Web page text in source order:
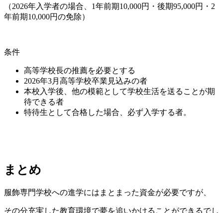
（2026年入学者の場合、1年前期10,000円・後期95,000円・2
年前期10,000円の免除）
条件
高等学校長の推薦を必要とする
2026年3月高等学校卒業見込みの者
本校入学後、他の模範として学校生活を送ることが期
待できる者
特待生として合格した場合、必ず入学する者。
まとめ
服飾専門学校への進学にはまとまった資金が必要ですが、
その分充実した教育環境で夢を追いかけることができるでし